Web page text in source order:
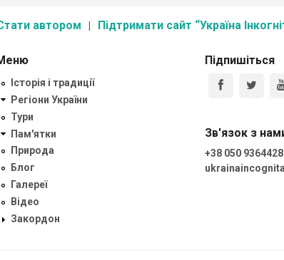
автором Підтримати сайт “Україна
Історія і традиції
Регіони України
Тури
Пам'ятки
Природа
Блог
Галереї
Відео
Закордон
Підпишіться
Зв'язок з
+38 050 9364428